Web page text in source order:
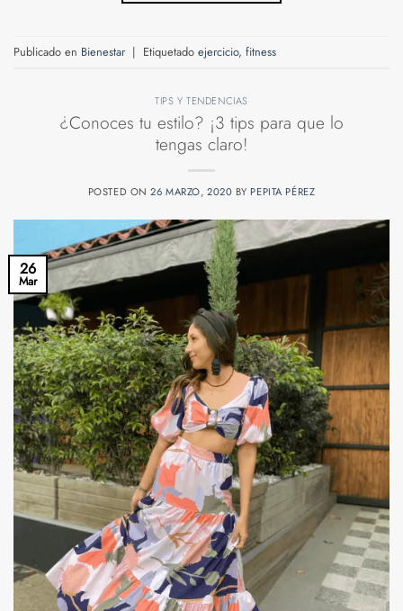
Publicado en Bienestar | Etiquetado ejercicio, fitness
TIPS Y TENDENCIAS
¿Conoces tu estilo? ¡3 tips para que lo
tengas claro!
POSTED ON26 MARZO, 2020 BY PEPITA PÉREZ
26
Mar